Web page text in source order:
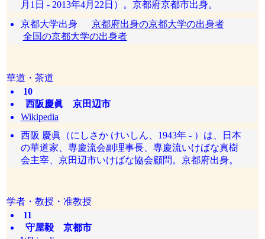
月1日 - 2013年4月22日）。京都府京都市出身。
京都大学出身 京都府出身の京都大学の出身者
全国の京都大学の出身者
華道・茶道
10
西阪慶眞 京田辺市
Wikipedia
西阪 慶眞（にしさか けいしん、1943年 - ）は、日本
の華道家、専慶流会副理事長、専慶流いけばな真樹
会主宰、京田辺市いけばな協会顧問。京都府出身。
学者・教授・准教授
11
守屋毅 京都市